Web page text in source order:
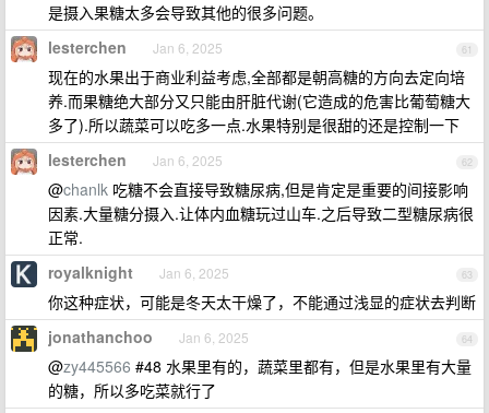
是摄入果糖太多会导致其他的很多问题。
61
lesterchen Jan 6, 2025
现在的水果出于商业利益考虑,全部都是朝高糖的方向去定向培
养.而果糖绝大部分又只能由肝脏代谢(它造成的危害比葡萄糖大
多了).所以蔬菜可以吃多一点.水果特别是很甜的还是控制一下
62
lesterchen Jan 6, 2025
@chanlk 吃糖不会直接导致糖尿病,但是肯定是重要的间接影响
因素.大量糖分摄入.让体内血糖玩过山车.之后导致二型糖尿病很
正常.
63
royalknight Jan 6, 2025
你这种症状，可能是冬天太干燥了，不能通过浅显的症状去判断
64
jonathanchoo Jan 6, 2025
@zy445566 #48 水果里有的，蔬菜里都有，但是水果里有大量
的糖，所以多吃菜就行了